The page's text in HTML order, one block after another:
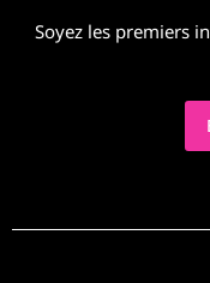
Soyez les premiers